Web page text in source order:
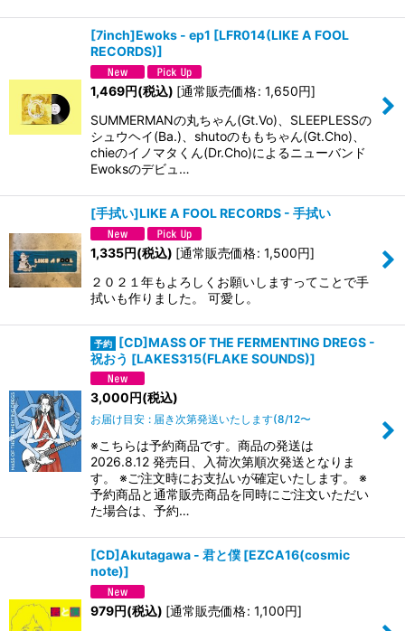
[7inch]Ewoks - ep1 [LFR014(LIKE A FOOL
RECORDS)]
1,469円(税込) [通常販売価格: 1,650円]
SUMMERMANの丸ちゃん(Gt.Vo)、SLEEPLESSの
シュウヘイ(Ba.)、shutoのももちゃん(Gt.Cho)、
chieのイノマタくん(Dr.Cho)によるニューバンド
Ewoksのデビュ…
[手拭い]LIKE A FOOL RECORDS - 手拭い
1,335円(税込) [通常販売価格: 1,500円]
２０２１年もよろしくお願いしますってことで手
拭いも作りました。 可愛し。
[CD]MASS OF THE FERMENTING DREGS -
祝おう [LAKES315(FLAKE SOUNDS)]
3,000 円(税込)
お届け目安 : 届き次第発送いたします(8/12〜
※こちらは予約商品です。商品の発送は
2026.8.12 発売日、入荷次第順次発送となりま
す。 ※ご注文時にお支払いが確定いたします。 ※
予約商品と通常販売商品を同時にご注文いただい
た場合は、予約…
[CD]Akutagawa - 君と僕 [EZCA16(cosmic
note)]
979円(税込) [通常販売価格: 1,100円]